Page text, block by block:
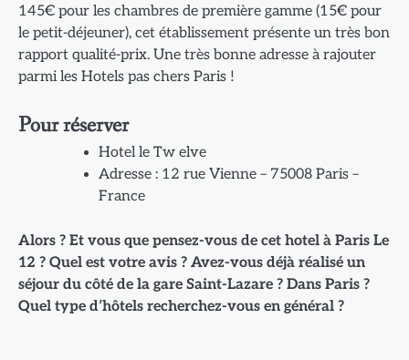
145€ pour les chambres de première gamme (15€ pour
le petit-déjeuner), cet établissement présente un très bon
rapport qualité-prix. Une très bonne adresse à rajouter
parmi les Hotels pas chers Paris !
Pour réserver
Hotel le Tw elve
Adresse : 12 rue Vienne – 75008 Paris –
France
Alors ? Et vous que pensez-vous de cet hotel à Paris Le
12 ? Quel est votre avis ? Avez-vous déjà réalisé un
séjour du côté de la gare Saint-Lazare ? Dans Paris ?
Quel type d’hôtels recherchez-vous en général ?